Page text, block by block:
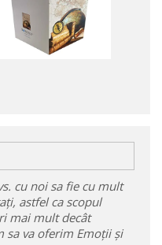
cu noi sa fie cu mult
astfel ca scopul
mai mult decât
sa va oferim Emoții și